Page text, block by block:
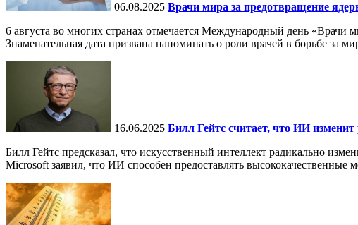
06.08.2025 Врачи мира за предотвращение
6 августа во многих странах отмечается Международный день «Врачи
Знаменательная дата призвана напоминать о роли врачей в борьбе за
16.06.2025 Билл Гейтс считает, что ИИ изменит
Билл Гейтс предсказал, что искусственный интеллект радикально
Microsoft заявил, что ИИ способен предоставлять высококачественные